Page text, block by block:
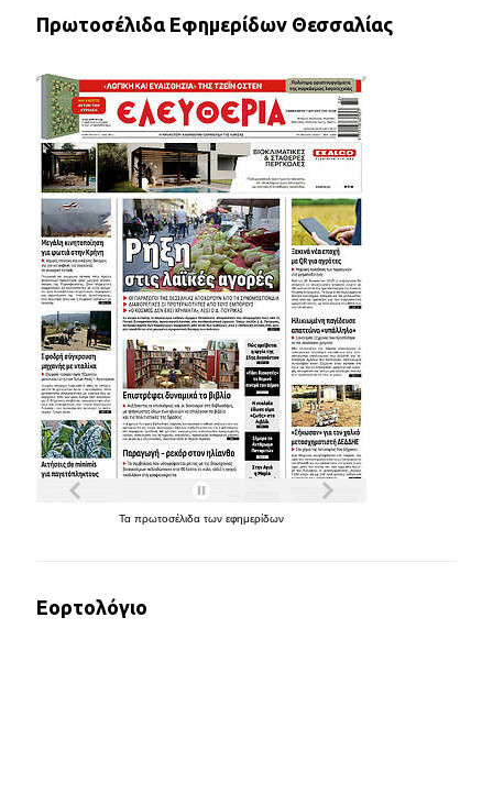
Πρωτοσέλιδα Εφημερίδων Θεσσαλίας
Τα πρωτοσέλιδα των εφημερίδων
Εορτολόγιο